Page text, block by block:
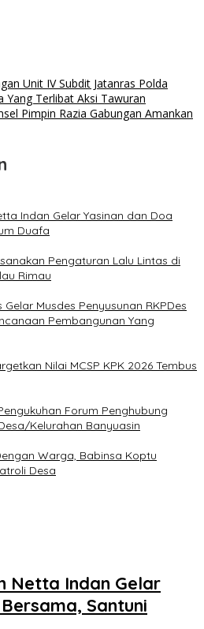
Unit IV Subdit Jatanras Polda
Yang Terlibat Aksi Tawuran
Pimpin Razia Gabungan Amankan
Indan Gelar Yasinan dan Doa
Duafa
Pengaturan Lalu Lintas di
Rimau
Musdes Penyusunan RKPDes
Pembangunan Yang
Nilai MCSP KPK 2026 Tembus
Forum Penghubung
Kelurahan Banyuasin
Warga, Babinsa Koptu
Desa
Netta Indan Gelar
Santuni